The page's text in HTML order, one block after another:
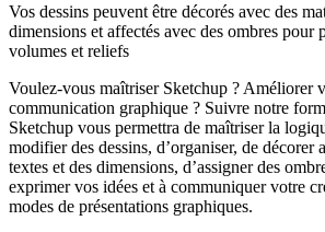
Vos dessins peuvent être décorés avec des
dimensions et affectés avec des ombres pour
volumes et reliefs
Voulez-vous maîtriser Sketchup ? Améliorer
communication graphique ? Suivre notre
Sketchup vous permettra de maîtriser la
modifier des dessins, d’organiser, de décorer
textes et des dimensions, d’assigner des
exprimer vos idées et à communiquer votre
modes de présentations graphiques.